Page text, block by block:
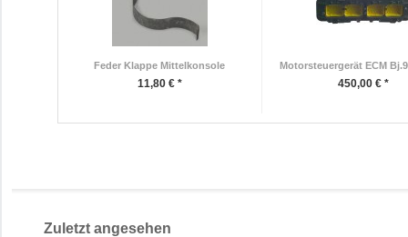
Feder Klappe Mittelkonsole
11,80 € *
Motorsteuergerät ECM
450,00 € *
Zuletzt angesehen